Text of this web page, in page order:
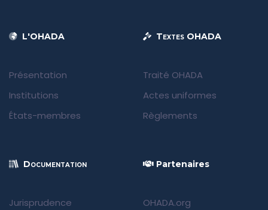
L'OHADA
Présentation
Institutions
États-membres
Textes OHADA
Traité OHADA
Actes uniformes
Règlements
Documentation
Jurisprudence
Partenaires
OHADA.org